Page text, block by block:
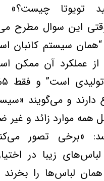
تويوتا
از عملکرد آن ممکن
دارند و مي‌گويند
همه موارد زائد و غير
«برخي تصور
زيبا در
لباس‌ها را بخرند